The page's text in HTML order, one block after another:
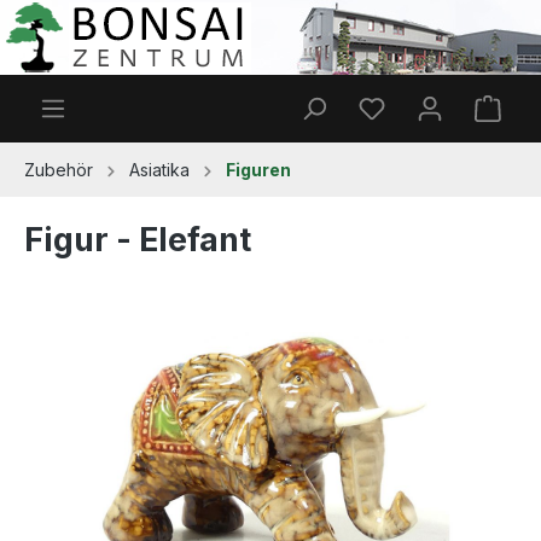
Zum Hauptinhalt springen
Du hast 0
Zubehör Asiatika Figuren
Figur - Elefant